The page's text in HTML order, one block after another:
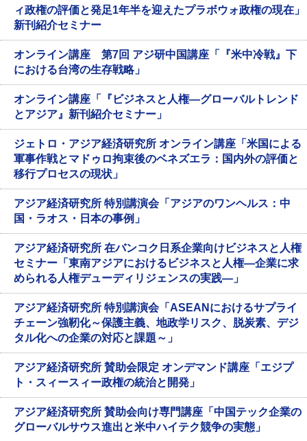
ィ政権の評価と発足1年半を迎えたプラボウォ政権の現在」
新刊紹介セミナー
オンライン講座 第7回 アジ研中国講座「『米中冷戦』下
における台湾の生存戦略」
オンライン講座「『ビジネスと人権―グローバルトレンド
とアジア』新刊紹介セミナー」
ジェトロ・アジア経済研究所 オンライン講座「米国による
軍事作戦とマドゥロ拘束後のベネズエラ：国内外の評価と
移行プロセスの現状」
アジア経済研究所 特別講演会「アジアのワンヘルス：中
国・ラオス・日本の事例」
アジア経済研究所 在バンコク日系企業向けビジネスと人権
セミナー「東南アジアにおけるビジネスと人権―企業に求
められる人権デューディリジェンスの実践―」
アジア経済研究所 特別講演会「ASEANにおけるサプライ
チェーン強靭化～保護主義、地政学リスク、脱炭素、デジ
タル化への企業の対応と課題～」
アジア経済研究所 賛助会限定 オンデマンド講座「エジプ
ト・スィースィー政権の統治と開発」
アジア経済研究所 賛助会向け専門講座「中国テック企業の
グローバルサウス進出と米中ハイテク競争の実態」